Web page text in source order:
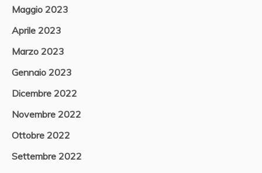
Maggio 2023
Aprile 2023
Marzo 2023
Gennaio 2023
Dicembre 2022
Novembre 2022
Ottobre 2022
Settembre 2022